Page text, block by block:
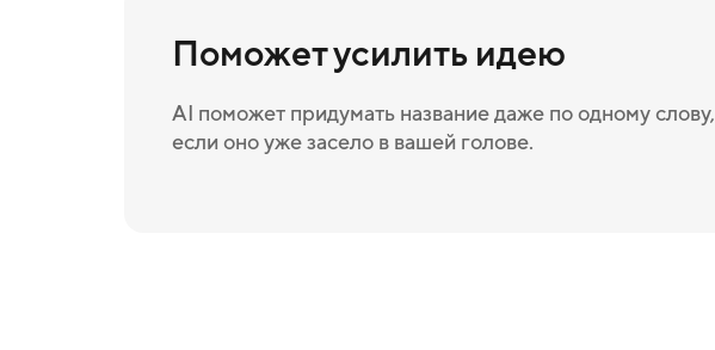
Поможет усилить идею
AI поможет придумать название даже по одному слову,
если оно уже засело в вашей голове.